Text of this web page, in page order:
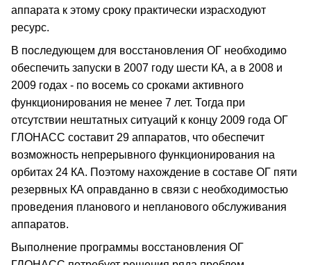
аппарата к этому сроку практически израсходуют
ресурс.
В последующем для восстановления ОГ необходимо
обеспечить запуски в 2007 году шести КА, а в 2008 и
2009 годах - по восемь со сроками активного
функционирования не менее 7 лет. Тогда при
отсутствии нештатных ситуаций к концу 2009 года ОГ
ГЛОНАСС составит 29 аппаратов, что обеспечит
возможность непрерывного функционирования на
орбитах 24 КА. Поэтому нахождение в составе ОГ пяти
резервных КА оправданно в связи с необходимостью
проведения планового и непланового обслуживания
аппаратов.
Выполнение программы восстановления ОГ